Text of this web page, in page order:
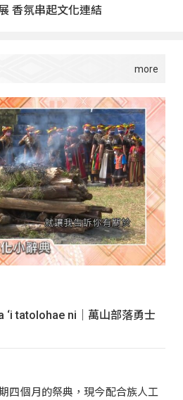
香氛串起文化連結
‘i tatolohae ni｜萬山部落勇士
四個月的祭典，現今配合族人工